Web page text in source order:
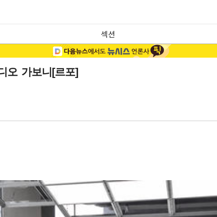
섹션
오 가보니[르포]